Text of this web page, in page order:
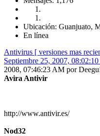
Ubicación: Guanjuato,
En línea
Antivirus [ versiones mas
Septiembre 25, 2007,
2008, 07:46:23 AM por
Avira Antivir
http://www.antivir.es/
Nod32